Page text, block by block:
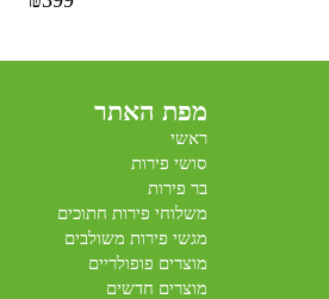
מפת האתר
ראשי
סושי פירות
בר פירות
משלוחי פירות חתוכים
מגשי פירות משולבים
מוצרים פופולריים
מוצרים חדשים